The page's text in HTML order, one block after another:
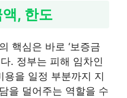
, 한도
핵심은 바로 ‘보증금
. 정부는 피해 임차인
을 일정 부분까지 지
을 덜어주는 역할을 수